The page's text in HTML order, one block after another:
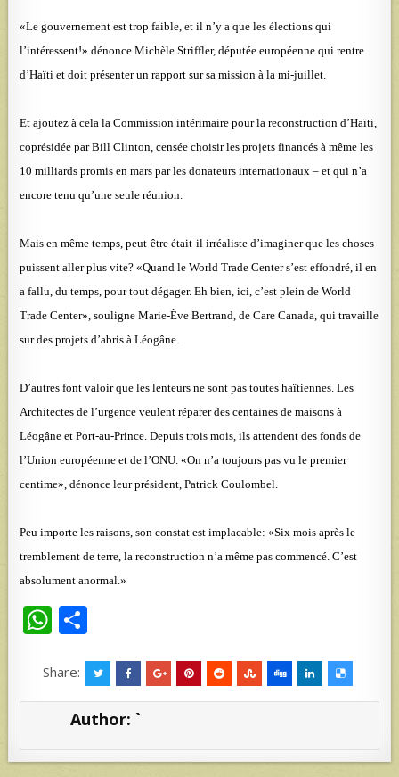
«Le gouvernement est trop faible, et il n’y a que les élections qui
l’intéressent!» dénonce Michèle Striffler, députée européenne qui rentre
d’Haïti et doit présenter un rapport sur sa mission à la mi-juillet.
Et ajoutez à cela la Commission intérimaire pour la reconstruction d’Haïti,
coprésidée par Bill Clinton, censée choisir les projets financés à même les
10 milliards promis en mars par les donateurs internationaux – et qui n’a
encore tenu qu’une seule réunion.
Mais en même temps, peut-être était-il irréaliste d’imaginer que les choses
puissent aller plus vite? «Quand le World Trade Center s’est effondré, il en
a fallu, du temps, pour tout dégager. Eh bien, ici, c’est plein de World
Trade Center», souligne Marie-Ève Bertrand, de Care Canada, qui travaille
sur des projets d’abris à Léogâne.
D’autres font valoir que les lenteurs ne sont pas toutes haïtiennes. Les
Architectes de l’urgence veulent réparer des centaines de maisons à
Léogâne et Port-au-Prince. Depuis trois mois, ils attendent des fonds de
l’Union européenne et de l’ONU. «On n’a toujours pas vu le premier
centime», dénonce leur président, Patrick Coulombel.
Peu importe les raisons, son constat est implacable: «Six mois après le
tremblement de terre, la reconstruction n’a même pas commencé. C’est
absolument anormal.»
W
at
s
p
ar
e
Share:
Author: `